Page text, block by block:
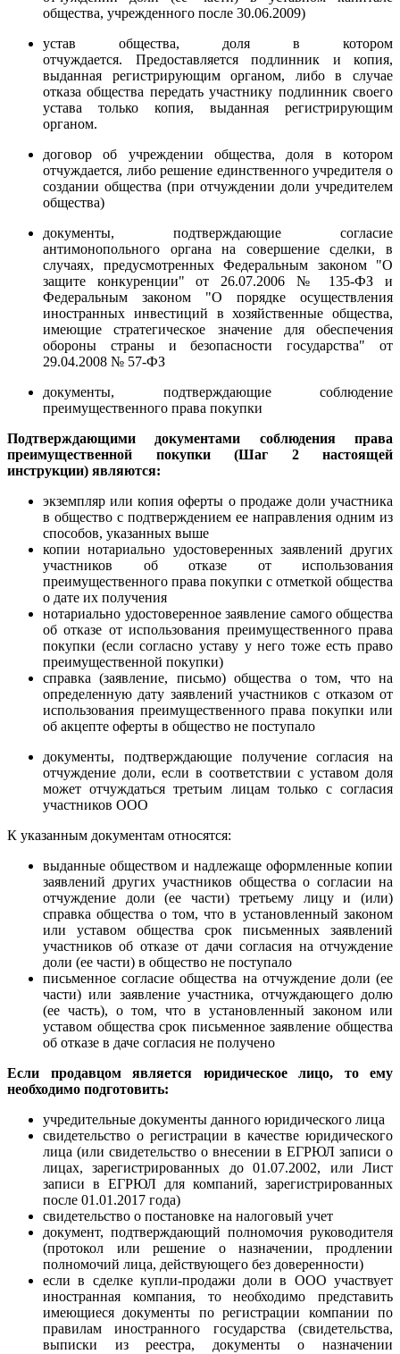
общества, учрежденного после 30.06.2009)
устав общества, доля в котором
отчуждается. Предоставляется подлинник и копия,
выданная регистрирующим органом, либо в случае
отказа общества передать участнику подлинник своего
устава только копия, выданная регистрирующим
органом.
договор об учреждении общества, доля в котором
отчуждается, либо решение единственного учредителя о
создании общества (при отчуждении доли учредителем
общества)
документы, подтверждающие согласие
антимонопольного органа на совершение сделки, в
случаях, предусмотренных Федеральным законом "О
защите конкуренции" от 26.07.2006 № 135-ФЗ и
Федеральным законом "О порядке осуществления
иностранных инвестиций в хозяйственные общества,
имеющие стратегическое значение для обеспечения
обороны страны и безопасности государства" от
29.04.2008 № 57-ФЗ
документы, подтверждающие соблюдение
преимущественного права покупки
Подтверждающими документами соблюдения права
преимущественной покупки (Шаг 2 настоящей
инструкции) являются:
экземпляр или копия оферты о продаже доли участника
в общество с подтверждением ее направления одним из
способов, указанных выше
копии нотариально удостоверенных заявлений других
участников об отказе от использования
преимущественного права покупки с отметкой общества
о дате их получения
нотариально удостоверенное заявление самого общества
об отказе от использования преимущественного права
покупки (если согласно уставу у него тоже есть право
преимущественной покупки)
справка (заявление, письмо) общества о том, что на
определенную дату заявлений участников с отказом от
использования преимущественного права покупки или
об акцепте оферты в общество не поступало
документы, подтверждающие получение согласия на
отчуждение доли, если в соответствии с уставом доля
может отчуждаться третьим лицам только с согласия
участников ООО
К указанным документам относятся:
выданные обществом и надлежаще оформленные копии
заявлений других участников общества о согласии на
отчуждение доли (ее части) третьему лицу и (или)
справка общества о том, что в установленный законом
или уставом общества срок письменных заявлений
участников об отказе от дачи согласия на отчуждение
доли (ее части) в общество не поступало
письменное согласие общества на отчуждение доли (ее
части) или заявление участника, отчуждающего долю
(ее часть), о том, что в установленный законом или
уставом общества срок письменное заявление общества
об отказе в даче согласия не получено
Если продавцом является юридическое лицо, то ему
необходимо подготовить:
учредительные документы данного юридического лица
свидетельство о регистрации в качестве юридического
лица (или свидетельство о внесении в ЕГРЮЛ записи о
лицах, зарегистрированных до 01.07.2002, или Лист
записи в ЕГРЮЛ для компаний, зарегистрированных
после 01.01.2017 года)
свидетельство о постановке на налоговый учет
документ, подтверждающий полномочия руководителя
(протокол или решение о назначении, продлении
полномочий лица, действующего без доверенности)
если в сделке купли-продажи доли в ООО участвует
иностранная компания, то необходимо представить
имеющиеся документы по регистрации компании по
правилам иностранного государства (свидетельства,
выписки из реестра, документы о назначении